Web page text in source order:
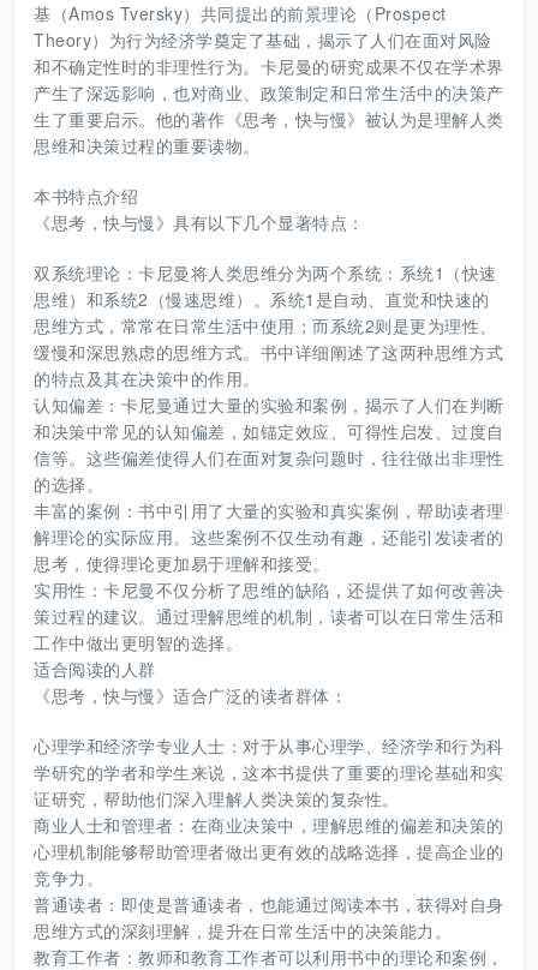
基（Amos Tversky）共同提出的前景理论（Prospect
Theory）为行为经济学奠定了基础，揭示了人们在面对风险
和不确定性时的非理性行为。卡尼曼的研究成果不仅在学术界
产生了深远影响，也对商业、政策制定和日常生活中的决策产
生了重要启示。他的著作《思考，快与慢》被认为是理解人类
思维和决策过程的重要读物。
本书特点介绍
《思考，快与慢》具有以下几个显著特点：
双系统理论：卡尼曼将人类思维分为两个系统：系统1（快速
思维）和系统2（慢速思维）。系统1是自动、直觉和快速的
思维方式，常常在日常生活中使用；而系统2则是更为理性、
缓慢和深思熟虑的思维方式。书中详细阐述了这两种思维方式
的特点及其在决策中的作用。
认知偏差：卡尼曼通过大量的实验和案例，揭示了人们在判断
和决策中常见的认知偏差，如锚定效应、可得性启发、过度自
信等。这些偏差使得人们在面对复杂问题时，往往做出非理性
的选择。
丰富的案例：书中引用了大量的实验和真实案例，帮助读者理
解理论的实际应用。这些案例不仅生动有趣，还能引发读者的
思考，使得理论更加易于理解和接受。
实用性：卡尼曼不仅分析了思维的缺陷，还提供了如何改善决
策过程的建议。通过理解思维的机制，读者可以在日常生活和
工作中做出更明智的选择。
适合阅读的人群
《思考，快与慢》适合广泛的读者群体：
心理学和经济学专业人士：对于从事心理学、经济学和行为科
学研究的学者和学生来说，这本书提供了重要的理论基础和实
证研究，帮助他们深入理解人类决策的复杂性。
商业人士和管理者：在商业决策中，理解思维的偏差和决策的
心理机制能够帮助管理者做出更有效的战略选择，提高企业的
竞争力。
普通读者：即使是普通读者，也能通过阅读本书，获得对自身
思维方式的深刻理解，提升在日常生活中的决策能力。
教育工作者：教师和教育工作者可以利用书中的理论和案例，